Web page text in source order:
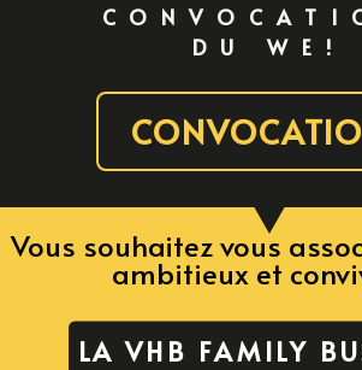
DU WE!
Vous souhaitez vous
ambitieux et
LA VHB FAMILY